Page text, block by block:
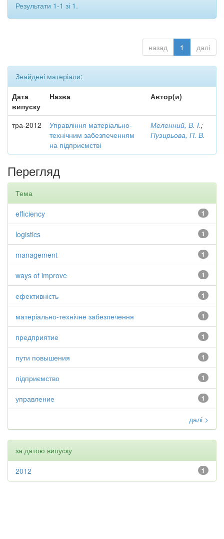
Результати 1-1 зі 1.
назад 1 далі
Знайдені матеріали:
Дата
випуску
Назва Автор(и)
тра-2012
Управління матеріально-
технічним забезпеченням
на підприємстві
Меленний, В. І.;
Пузирьова, П. В.
Перегляд
Тема
1
efficiency
1
logistics
1
management
1
ways of improve
1
ефективність
1
матеріально-технічне забезпечення
1
предприятие
1
пути повышения
1
підприємство
1
управление
далі >
за датою випуску
1
2012